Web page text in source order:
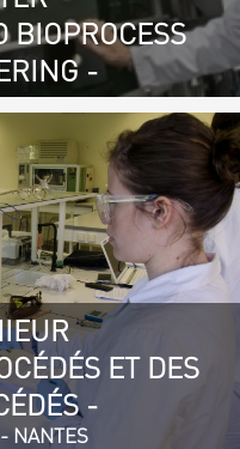
BIOPROCESS
-
ET DES
-
NANTES